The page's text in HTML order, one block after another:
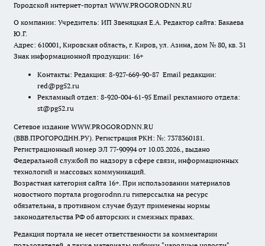
Городской интернет-портал WWW.PROGORODNN.RU
О компании: Учредитель: ИП Звеняцкая Е.А. Редактор сайта: Бакаева
Ю.Г.
Адрес: 610001, Кировская область, г. Киров, ул. Азина, дом № 80, кв. 31
Знак информационной продукции: 16+
Контакты: Редакция: 8-927-669-90-87 Email редакции:
red@pg52.ru
Рекламный отдел: 8-920-004-61-95 Email рекламного отдела:
st@pg52.ru
Сетевое издание WWW.PROGORODNN.RU
(ВВВ.ПРОГОРОДНН.РУ). Регистрация РКН: №: 7378360181.
Регистрационный номер ЭЛ 77-90994 от 10.03.2026., выдано
Федеральной службой по надзору в сфере связи, информационных
технологий и массовых коммуникаций.
Возрастная категория сайта 16+. При использовании материалов
новостного портала progorodnn.ru гиперссылка на ресурс
обязательна, в противном случае будут применены нормы
законодательства РФ об авторских и смежных правах.
Редакция портала не несет ответственности за комментарии